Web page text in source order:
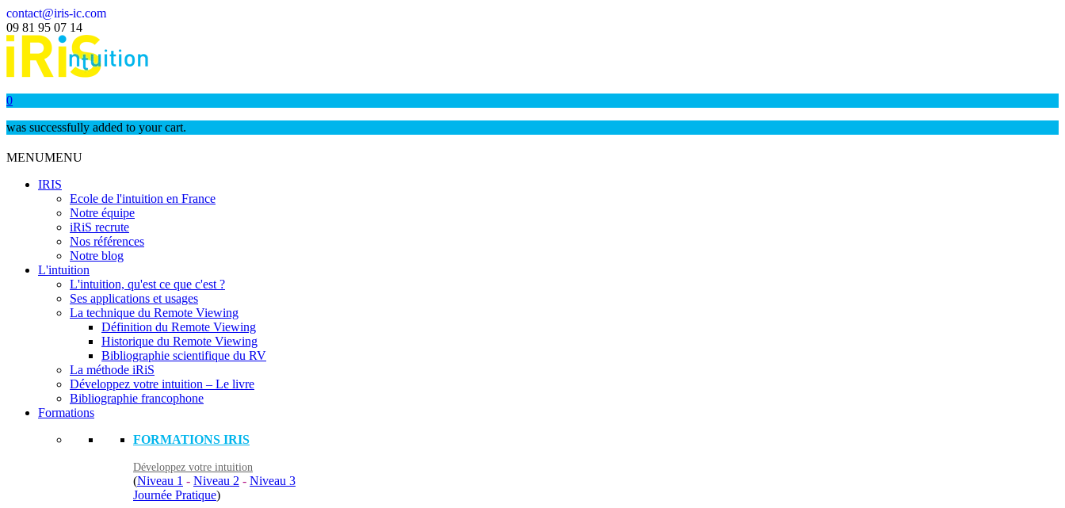
contact@iris-ic.com
09 81 95 07 14
0
was successfully added to your cart.
MENUMENU
IRIS
Ecole de l'intuition en France
Notre équipe
iRiS recrute
Nos références
Notre blog
L'intuition
L'intuition, qu'est ce que c'est ?
Ses applications et usages
La technique du Remote Viewing
Définition du Remote Viewing
Historique du Remote Viewing
Bibliographie scientifique du RV
La méthode iRiS
Développez votre intuition – Le livre
Bibliographie francophone
Formations
FORMATIONS IRIS
Développez votre intuition
(Niveau 1 - Niveau 2 - Niveau 3
Journée Pratique)